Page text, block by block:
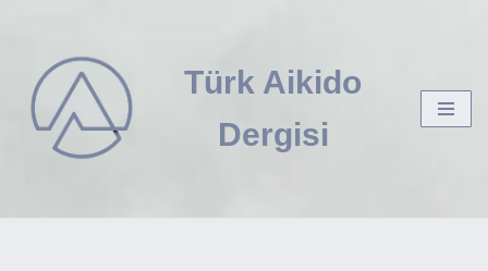
İçeriğe
geç
Türk Aikido
Dergisi